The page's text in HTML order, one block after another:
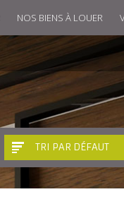
NOS BIENS À LOUER
TRI PAR DÉFAUT